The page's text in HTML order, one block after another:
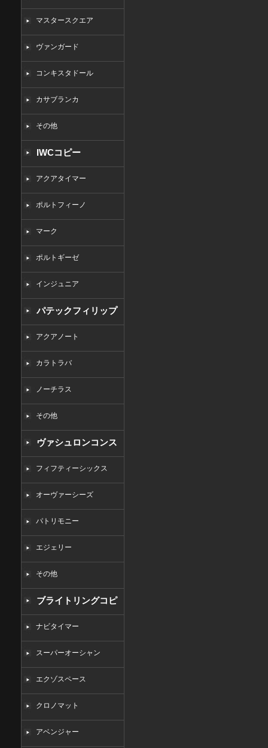
ピーマスタースクエア
ヴァンガード
コンキスタドール
カサブランカ
その他
IWCコピー
アクアタイマー
ポルトフィーノ
マーク
ポルトギーゼ
インジュニア
パテックフィリップ
コピーアクアノート
カラトラバ
ノーチラス
その他
ヴァシュロンコンス
タンタンコピー
フィフティーシックス
オーヴァーシーズ
パトリモニー
エジェリー
その他
ブライトリングコピ
ー ナビタイマー
スーパーオーシャン
エクゾスペース
クロノマット
アベンジャー